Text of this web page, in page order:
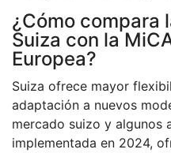
¿Cómo compara
Suiza con la
Europea?
Suiza ofrece mayor
adaptación a nuevos
mercado suizo y algunos
implementada en 2024,